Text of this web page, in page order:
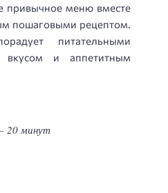
привычное меню вместе
пошаговыми рецептом.
питательными
вкусом и аппетитным
20 минут